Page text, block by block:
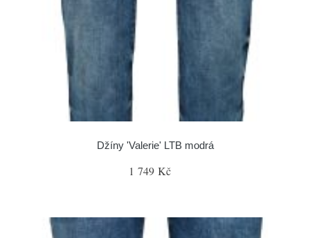
Džíny 'Valerie' LTB modrá
1 749 Kč